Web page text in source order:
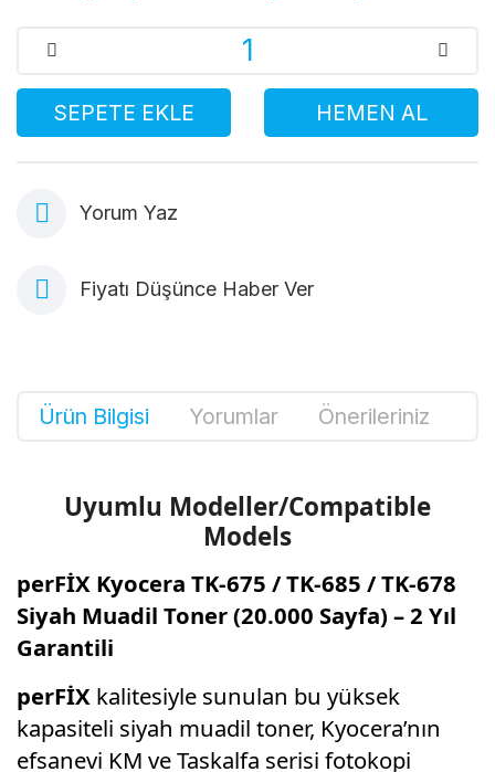
SEPETE EKLE HEMEN AL
Yorum Yaz
Fiyatı Düşünce Haber Ver
Ürün Bilgisi Yorumlar Önerileriniz
Uyumlu Modeller/Compatible
Models
perFİX Kyocera TK-675 / TK-685 / TK-678
Siyah Muadil Toner (20.000 Sayfa) – 2 Yıl
Garantili
perFİX kalitesiyle sunulan bu yüksek
kapasiteli siyah muadil toner, Kyocera’nın
efsanevi KM ve Taskalfa serisi fotokopi